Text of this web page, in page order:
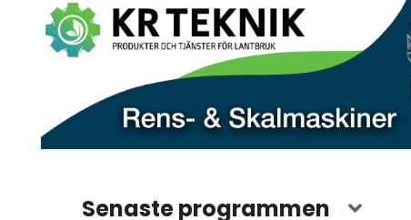
Senaste programmen